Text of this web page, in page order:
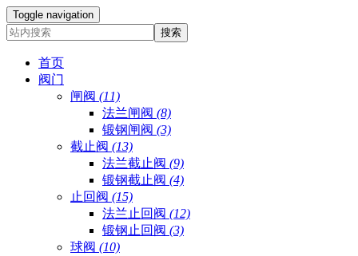
Toggle navigation
首页
阀门
闸阀 (11)
法兰闸阀 (8)
锻钢闸阀 (3)
截止阀 (13)
法兰截止阀 (9)
锻钢截止阀 (4)
止回阀 (15)
法兰止回阀 (12)
锻钢止回阀 (3)
球阀 (10)